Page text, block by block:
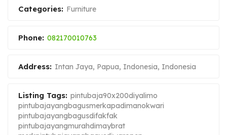
Categories: Furniture
Phone: 082170010763
Address: Intan Jaya, Papua, Indonesia, Indonesia
Listing Tags: pintubaja90x200diyalimo
pintubajayangbagusmerkapadimanokwari
pintubajayangbagusdifakfak
pintubajayangmurahdimaybrat